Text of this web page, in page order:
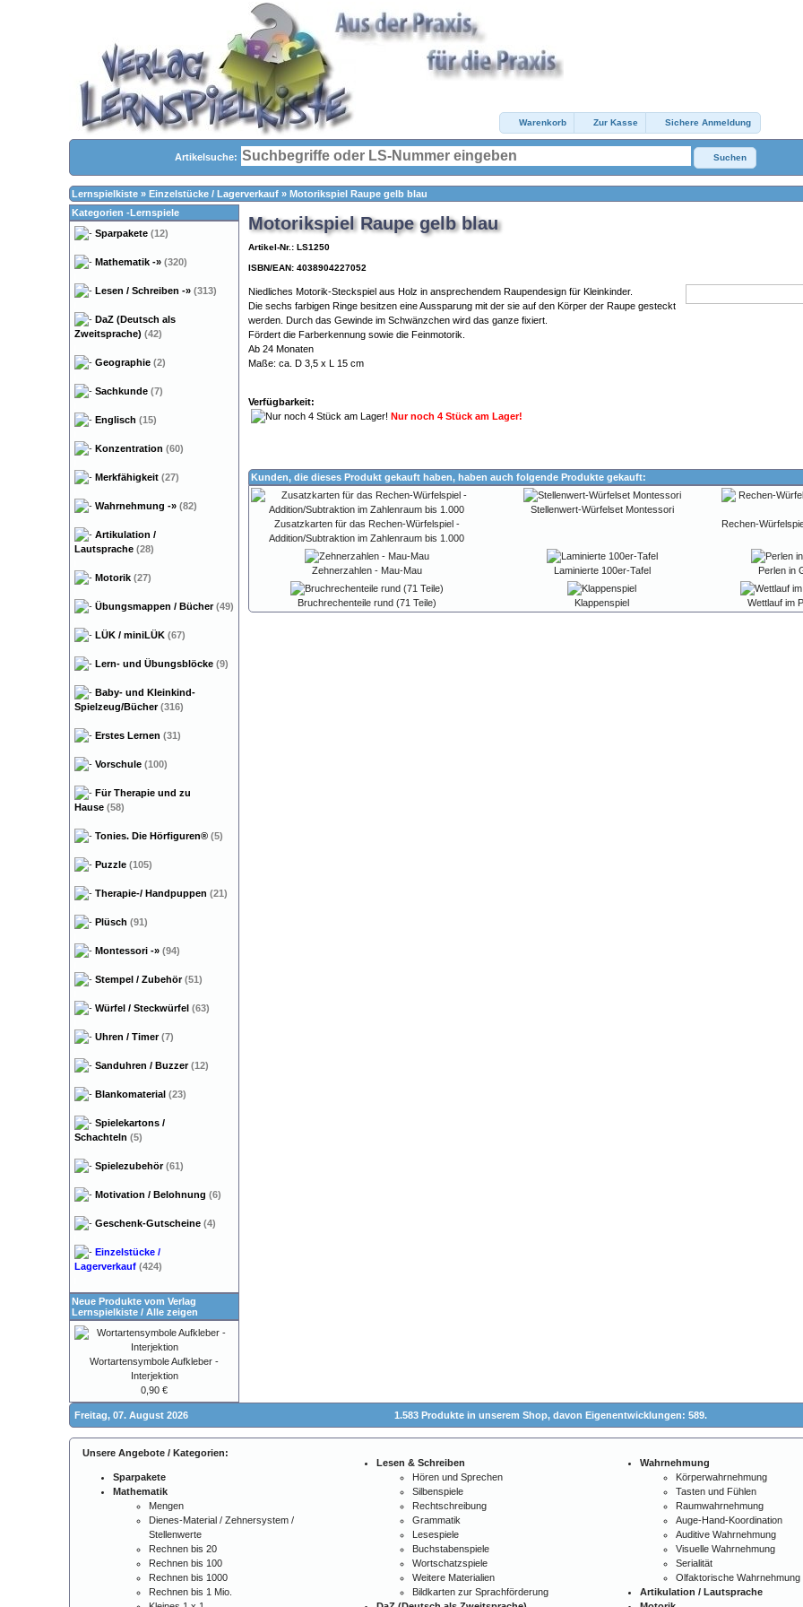
Warenkorb Zur Kasse Sichere Anmeldung
Artikelsuche: Suchen
Lernspielkiste » Einzelstücke / Lagerverkauf » Motorikspiel Raupe gelb blau
Motorikspiel Raupe gelb blau
Artikel-Nr.: LS1250
ISBN/EAN: 4038904227052
Niedliches Motorik-Steckspiel aus Holz in ansprechendem Raupendesign für Kleinkinder.
Die sechs farbigen Ringe besitzen eine Aussparung mit der sie auf den Körper der Raupe gesteckt
werden. Durch das Gewinde im Schwänzchen wird das ganze fixiert.
Fördert die Farberkennung sowie die Feinmotorik.
Ab 24 Monaten
Maße: ca. D 3,5 x L 15 cm
Verfügbarkeit:
Nur noch 4 Stück am Lager!
Kunden, die dieses Produkt gekauft haben, haben auch folgende Produkte gekauft:
Zusatzkarten für das Rechen-Würfelspiel -
Addition/Subtraktion im Zahlenraum bis 1.000
Stellenwert-Würfelset Montessori
Rechen-
Zehnerzahlen - Mau-Mau Laminierte 100er-Tafel Perlen in
Bruchrechenteile rund (71 Teile) Klappenspiel Wettlauf im
Kategorien -Lernspiele
Sparpakete (12)
Mathematik -» (320)
Lesen / Schreiben -» (313)
DaZ (Deutsch als
Zweitsprache) (42)
Geographie (2)
Sachkunde (7)
Englisch (15)
Konzentration (60)
Merkfähigkeit (27)
Wahrnehmung -» (82)
Artikulation /
Lautsprache (28)
Motorik (27)
Übungsmappen / Bücher(49)
LÜK / miniLÜK (67)
Lern- und Übungsblöcke (9)
Baby- und Kleinkind-
Spielzeug/Bücher(316)
Erstes Lernen (31)
Vorschule (100)
Für Therapie und zu
Hause (58)
Tonies. Die Hörfiguren® (5)
Puzzle (105)
Therapie-/ Handpuppen (21)
Plüsch (91)
Montessori -» (94)
Stempel / Zubehör(51)
Würfel / Steckwürfel (63)
Uhren / Timer(7)
Sanduhren / Buzzer(12)
Blankomaterial (23)
Spielekartons /
Schachteln (5)
Spielezubehör(61)
Motivation / Belohnung (6)
Geschenk-Gutscheine (4)
Einzelstücke /
Lagerverkauf (424)
Neue Produkte vom Verlag
Lernspielkiste / Alle zeigen
Wortartensymbole Aufkleber -
Interjektion
0,90 €
Freitag, 07. August 2026 1.583 Produkte in unserem Shop, davon Eigenentwicklungen: 589.
Unsere Angebote / Kategorien:
Sparpakete
Mathematik
Mengen
Dienes-Material / Zehnersystem /
Stellenwerte
Rechnen bis 20
Rechnen bis 100
Rechnen bis 1000
Rechnen bis 1 Mio.
Lesen & Schreiben
Hören und Sprechen
Silbenspiele
Rechtschreibung
Grammatik
Lesespiele
Buchstabenspiele
Wortschatzspiele
Weitere Materialien
Bildkarten zur Sprachförderung
Wahrnehmung
Körperwahrnehmung
Tasten und Fühlen
Raumwahrnehmung
Auge-Hand-Koordination
Auditive Wahrnehmung
Visuelle Wahrnehmung
Serialität
Olfaktorische Wahrnehmung
Artikulation / Lautsprache